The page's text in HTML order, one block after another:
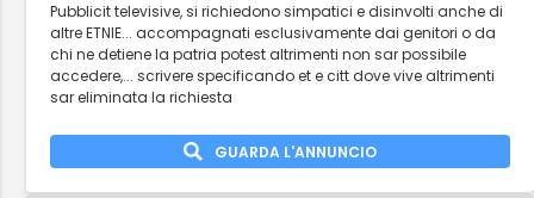
Pubblicit televisive, si richiedono simpatici e disinvolti anche di
altre ETNIE... accompagnati esclusivamente dai genitori o da
chi ne detiene la patria potest altrimenti non sar possibile
accedere,... scrivere specificando et e citt dove vive altrimenti
sar eliminata la richiesta
GUARDA L'ANNUNCIO